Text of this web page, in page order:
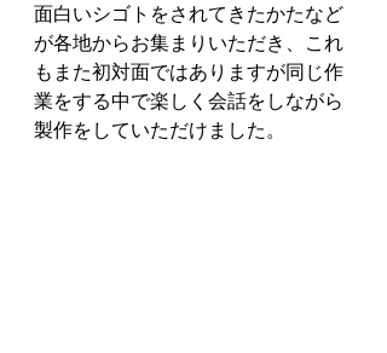
面白いシゴトをされてきたかたなど
が各地からお集まりいただき、これ
もまた初対面ではありますが同じ作
業をする中で楽しく会話をしながら
製作をしていただけました。